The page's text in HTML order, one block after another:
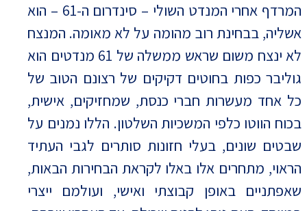
המרדף אחרי המנדט השולי – סינדרום ה-61 – הוא
אשליה, בבחינת רוב מהומה על לא מאומה. המנצח
לא ינצח משום שראש ממשלה של 61 מנדטים הוא
גוליבר כפות בחוטים דקיקים של רצונם הטוב של
כל אחד מעשרות חברי כנסת, שמחזיקים, אישית,
בכוח הווטו כלפי המשכיות השלטון. הללו נמנים על
שבטים שונים, בעלי חזונות סותרים לגבי העתיד
הראוי, מתחרים אלו באלו לקראת הבחירות הבאות,
שאפתניים באופן קבוצתי ואישי, ועולמם ייצרי